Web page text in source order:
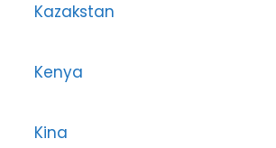
Kazakstan
Kenya
Kina